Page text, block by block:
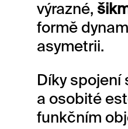
výrazné,
formě
asymetrii.
Díky spojení
a osobité
funkčním